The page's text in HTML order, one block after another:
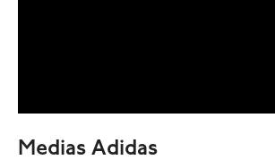
Medias Adidas